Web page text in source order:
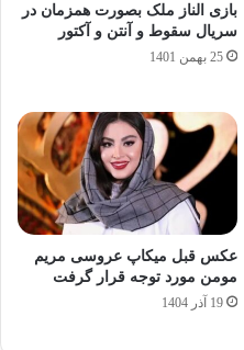
بازی الناز ملک بصورت همزمان در
سریال سقوط و آنتن و آکتور
25 بهمن 1401
عکس قبل میکاپ عروسی مریم
مومن مورد توجه قرار گرفت
19 آذر 1404